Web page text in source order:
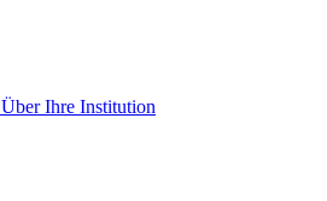
Über Ihre Institution